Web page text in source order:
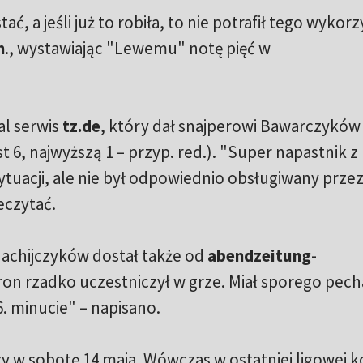
a jeśli już to robiła, to nie potrafił tego
., wystawiając "Lewemu" notę pięć w
serwis tz.de, który dał snajperowi Bawarczyków
najwyższą 1 – przyp. red.). "Super napastnik z
ale nie był odpowiednio obsługiwany przez
dostał także od abendzeitung-
rzadko uczestniczył w grze. Miał sporego
minucie" – napisano.